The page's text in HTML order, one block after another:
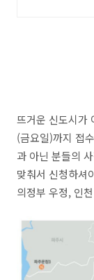
뜨거운 신도시가
(금요일)까지 접
과 아닌 분들의
맞춰서 신청하셔
의정부 우정, 인